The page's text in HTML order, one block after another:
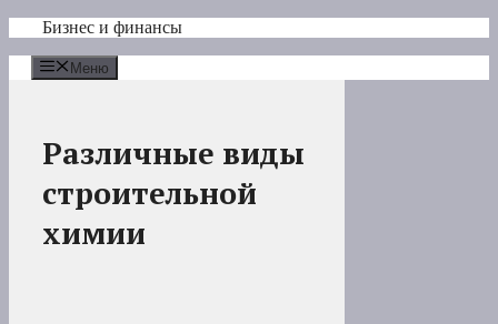
Перейти
содержимому
Бизнес и финансы
Меню
Различные виды
строительной
химии